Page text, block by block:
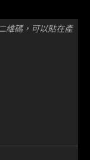
維碼，可以貼在產